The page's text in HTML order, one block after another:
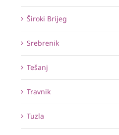
Široki Brijeg
Srebrenik
Tešanj
Travnik
Tuzla